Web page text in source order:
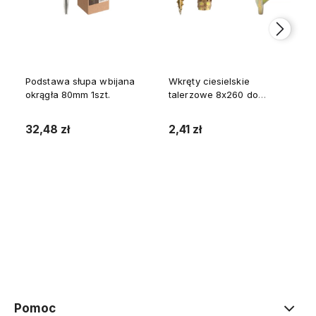
Podstawa słupa wbijana
okrągła 80mm 1szt.
32,48 zł
Wkręty ciesielskie
talerzowe 8x260 do
2,41 zł
Pomoc